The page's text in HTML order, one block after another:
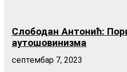
Слободан Антонић:
аутошовинизма
септембар 7, 2023